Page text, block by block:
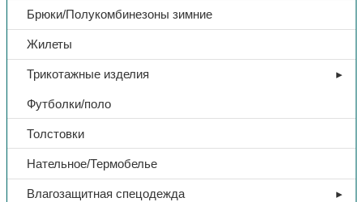
Брюки/Полукомбинезоны зимние
Жилеты
Трикотажные изделия
Футболки/поло
Толстовки
Нательное/Термобелье
Влагозащитная спецодежда